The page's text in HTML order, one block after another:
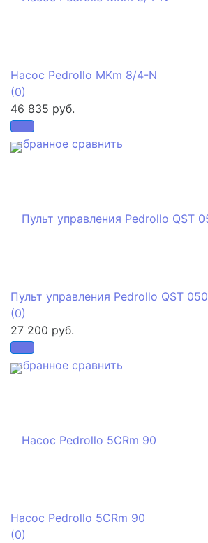
избранное сравнить
Насос Pedrollo MKm 8/4-N
(0)
46 835 руб.
избранное сравнить
Пульт управления Pedrollo QST 050
(0)
27 200 руб.
Насос Pedrollo 5CRm 90
(0)